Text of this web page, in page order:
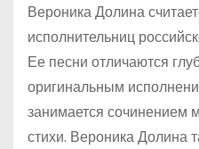
Вероника Долина
исполнительниц
Ее песни отличаются
оригинальным
занимается сочинением
стихи. Вероника Долина